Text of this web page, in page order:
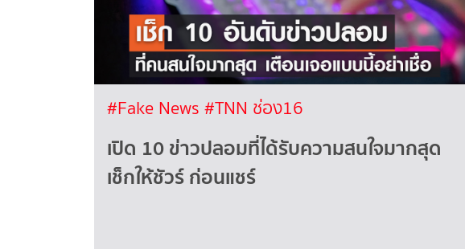
#Fake News #TNN ช่อง16
เปิด 10 ข่าวปลอมที่ได้รับความสนใจมากสุด
เช็กให้ชัวร์ ก่อนแชร์